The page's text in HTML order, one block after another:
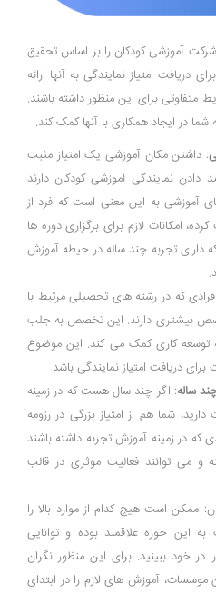
شرکت آموزشی کودکان را بر اساس تحقیق
امتیاز نمایندگی به آنها ارائه
برای این منظور داشته باشند.
شما در ایجاد همکاری با آنها کمک کند.
: داشتن مکان آموزشی یک امتیاز مثبت
نمایندگی آموزشی کودکان دارند
آموزشی به این معنی است که فرد از
امکانات لازم برای برگزاری دوره ها
دارای تجربه چند ساله در حیطه آموزش
که در رشته های تحصیلی مرتبط با
بیشتری دارند. این تخصص به جلب
توسعه کاری کمک می کند. این موضوع
دریافت امتیاز نمایندگی باشد.
ساله: اگر چند سال هست که در زمینه
شما هم از امتیاز بزرگی در رزومه
که در زمینه آموزش تجربه داشته باشند
و می توانند فعالیت موثری در قالب
ممکن است هیچ کدام از موارد بالا را
این حوزه علاقمند بوده و توانایی
در خود ببینید. برای این منظور نگران
موسسات، آموزش های لازم را در ابتدای